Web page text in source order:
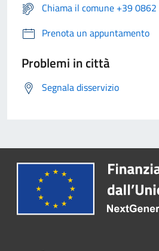
Chiama il comune +39
Prenota un appuntamento
Problemi in città
Segnala disservizio